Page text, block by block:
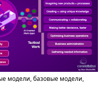
модели, базовые модели,